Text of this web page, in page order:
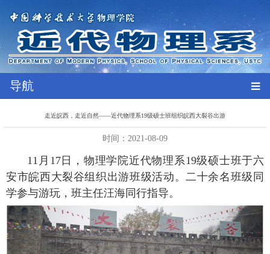
导航
走近皖西，走近自然——近代物理系19级硕士班组织皖西大裂谷出游
时间：2021-08-09
11 月 17日，物理学院近代物理系19级硕士班于六
安市皖西大裂谷组织出游班级活动。二十余名班级同
学参与游玩，班主任汪海同行指导。